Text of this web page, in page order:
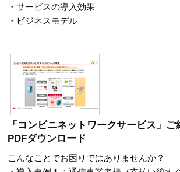
・サービスの導入効果
・ビジネスモデル
「コンビニネットワークサービス」ご
PDFダウンロード
こんなことでお困りではありませんか？